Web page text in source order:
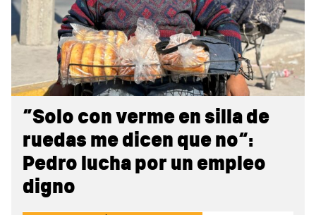
“Solo con verme en silla de
ruedas me dicen que no”:
Pedro lucha por un empleo
digno